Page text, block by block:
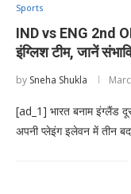
Sports
IND vs ENG 2nd
इंग्लिश टीम, जानें
by Sneha Shukla
[ad_1] भारत बनाम इंग्लैंड
अपनी प्लेइंग इलेवन में तीन